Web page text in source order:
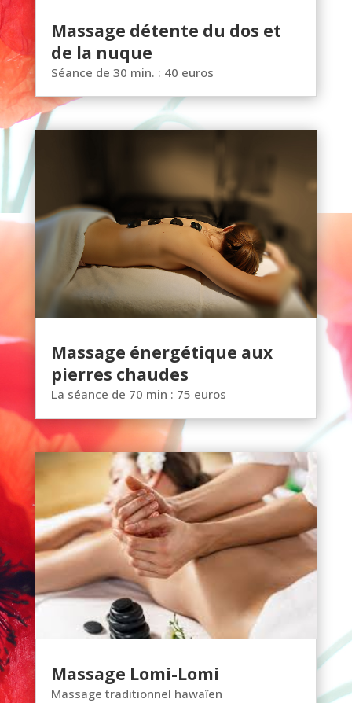
Massage détente du dos et
de la nuque
Séance de 30 min. : 40 euros
Massage énergétique aux
pierres chaudes
La séance de 70 min : 75 euros
Massage Lomi-Lomi
Massage traditionnel hawaïen